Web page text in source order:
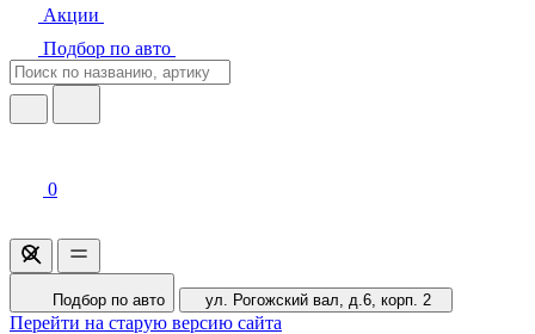
Акции
Подбор по авто
0
Подбор по авто ул. Рогожский вал, д.6, корп. 2
Перейти на старую версию сайта